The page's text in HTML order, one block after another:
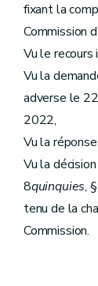
fixant la
Commission
Vu le
Vu la
adverse le
2022,
Vu la
Vu la
8quinquies,
tenu de la
Commission.